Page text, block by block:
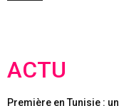
ACTU
Première en Tunisie :